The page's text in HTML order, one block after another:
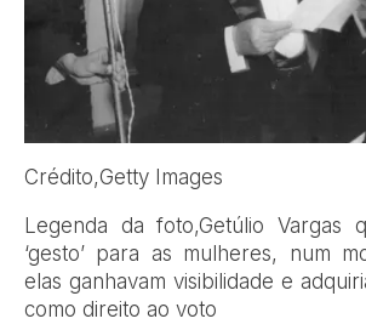
Crédito,Getty Images
Legenda da foto,Getúlio Vargas
‘gesto’ para as mulheres, num
elas ganhavam visibilidade e
como direito ao voto